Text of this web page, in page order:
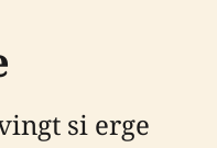
si erge